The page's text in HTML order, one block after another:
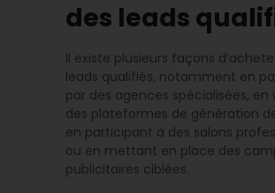
des leads
Il existe plusieurs façons
leads qualifiés, notamment en
par des agences spécialisées, en
des plateformes de génération
en participant à des salons
ou en mettant en place des
publicitaires ciblées.